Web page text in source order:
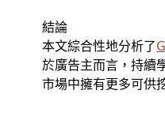
結論
本文綜合性地分析了
於廣告主而言，持續
市場中擁有更多可供